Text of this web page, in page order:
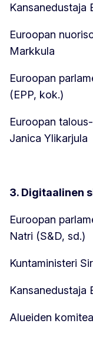
Kansanedustaja
Euroopan
Markkula
Euroopan
(EPP, kok.)
Euroopan
Janica Ylikarjula
3. Digitaalinen
Euroopan
Natri (S&D, sd.)
Kuntaministeri
Kansanedustaja
Alueiden